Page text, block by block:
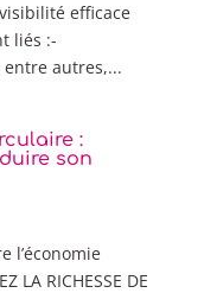
efficace
liés :-
autres,...
:
son
l’économie
LA RICHESSE DE